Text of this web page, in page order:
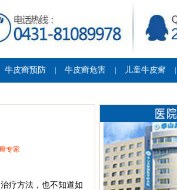
牛皮癣预防 牛皮癣危害 儿童牛皮癣
专家
疗方法，也不知道如